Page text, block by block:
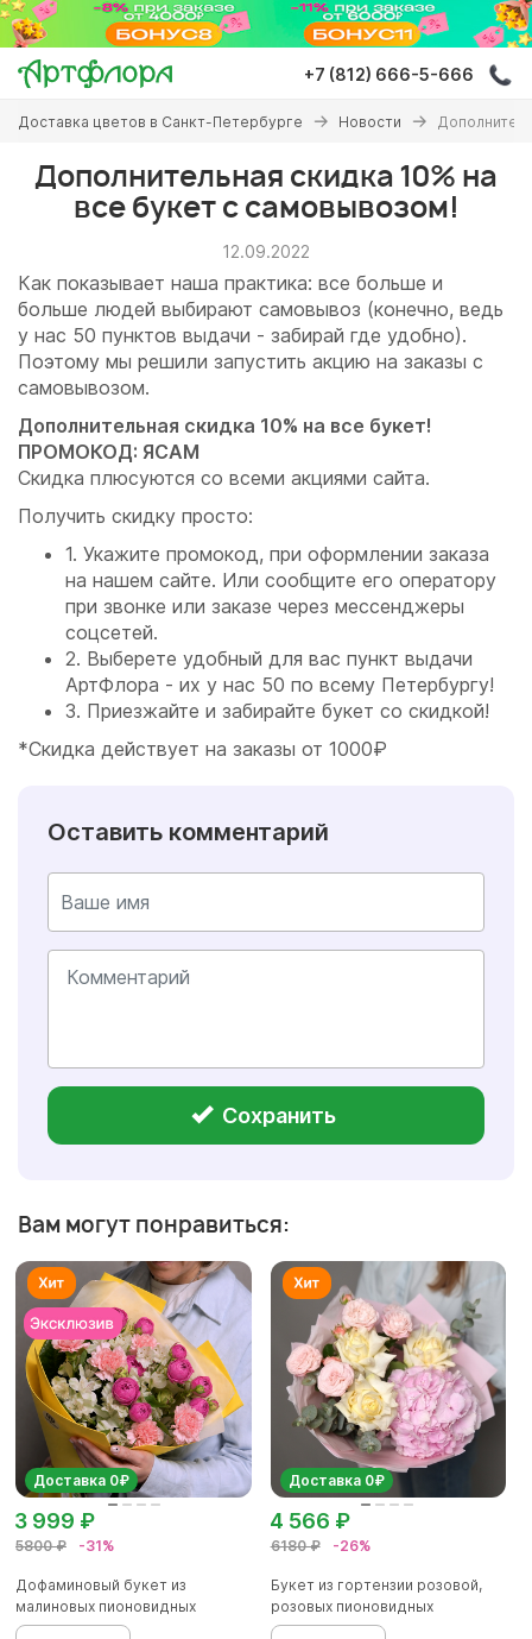
Перейти
основному
содержанию
+7 (812) 666-5-666
Вы
здесь
Доставка цветов в Санкт-Петербурге Новости
Дополнительная скидка 10% на
все букет с самовывозом!
12.09.2022
Как показывает наша практика: все больше и
больше людей выбирают самовывоз (конечно, ведь
у нас 50 пунктов выдачи - забирай где удобно).
Поэтому мы решили запустить акцию на заказы с
самовывозом.
Дополнительная скидка 10% на все букет!
ПРОМОКОД: ЯСАМ
Скидка плюсуются со всеми акциями сайта.
Получить скидку просто:
1. Укажите промокод, при оформлении заказа
на нашем сайте. Или сообщите его оператору
при звонке или заказе через мессенджеры
соцсетей.
2. Выберете удобный для вас пункт выдачи
АртФлора - их у нас 50 по всему Петербургу!
3. Приезжайте и забирайте букет со скидкой!
*Скидка действует на заказы от 1000₽
Оставить комментарий
Сохранить
Вам могут понравиться:
Доставка 0₽
5800 ₽ -31%
3 999 ₽
Дофаминовый букет из
малиновых пионовидных
кустовых роз...
Доставка 0₽
6180 ₽ -26%
4 566 ₽
Букет из гортензии розовой,
розовых пионовидных
кустовы...